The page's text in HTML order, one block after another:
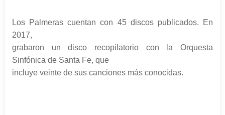
Los Palmeras cuentan con 45 discos publicados. En
2017,
grabaron un disco recopilatorio con la Orquesta
Sinfónica de Santa Fe, que
incluye veinte de sus canciones más conocidas.